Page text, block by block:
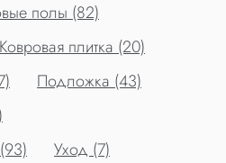
полы (82)
Ковровая плитка (20)
Подложка (43)
Уход (7)